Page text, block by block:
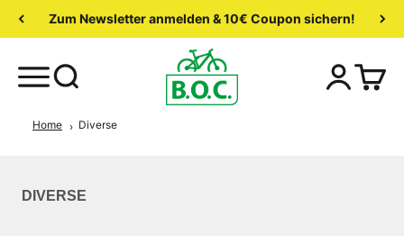
Zum Newsletter anmelden & 10€ Coupon sichern!
Home Diverse
DIVERSE